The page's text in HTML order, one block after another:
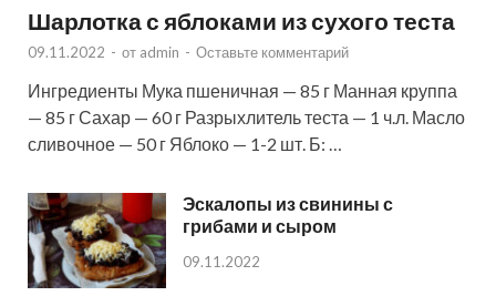
Шарлотка с яблоками из сухого теста
09.11.2022 - от admin - Оставьте комментарий
Ингредиенты Мука пшеничная — 85 г Манная круппа
— 85 г Сахар — 60 г Разрыхлитель теста — 1 ч.л. Масло
сливочное — 50 г Яблоко — 1-2 шт. Б: …
Эскалопы из свинины с
грибами и сыром
09.11.2022